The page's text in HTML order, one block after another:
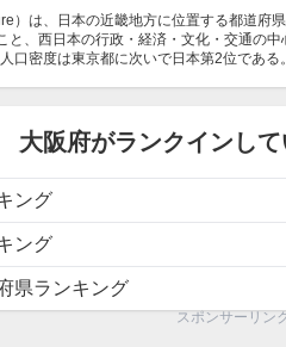
）は、日本の近畿地方に位置する都道府
と、西日本の行政・経済・文化・交通の
口密度は東京都に次いで日本第2位である
大阪府がランクインし
ング
ング
県ランキング
スポンサーリン